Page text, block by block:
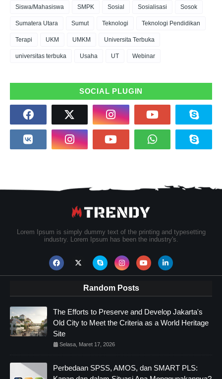
Siswa/Mahasiswa SMPK Sosial Sosialisasi Sosok
Sumatera Utara Sumut Teknologi Teknologi Pendidikan
Terapi UKM UMKM Universita Terbuka
universitas terbuka Usaha UT Webinar
SOCIAL PLUGIN
Lorem Ipsum is simply dummy text of the printing and typesetting
industry. Lorem Ipsum has been the industry's.
Random Posts
The Efforts to Preserve and Develop Jakarta's
Old City to Meet the Criteria as a World Heritage
Site
Selasa, Maret 17, 2026
Perbedaan SPSS, AMOS, dan SMART PLS: